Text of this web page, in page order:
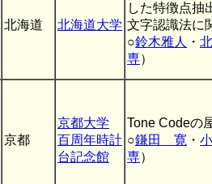
北海道 北海道大学
した特徴点抽
文字認識法に
○鈴木雅人 ・
専）
京都
京都大学
百周年時計
台記念館
Tone Codeの
○鎌田 寛 ・
専）